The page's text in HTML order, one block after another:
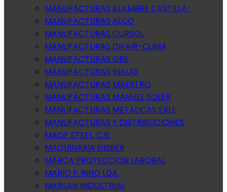
MANUFACTURAS ALAMBRE CASTILLA-
MANUFACTURAS ALCO
MANUFACTURAS CURSOL
MANUFACTURAS DIFAIR-CLIMA
MANUFACTURAS GRE
MANUFACTURAS INAUG
MANUFACTURAS MAESTRO
MANUFACTURAS MANUEL SOLER
MANUFACTURAS METALICAS ERLE
MANUFACTURAS Y DISTRIBUCIONES
MAOF STEEL, C.B.
MAQUINARIA DISBER
MARCA PROTECCION LABORAL
MARIO F. RINO LDA.
MARSAN INDUSTRIAL